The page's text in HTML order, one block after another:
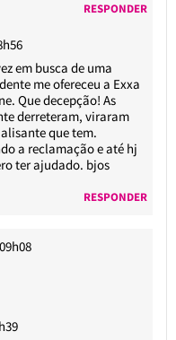
RESPONDER
em busca de uma
me ofereceu a Exxa
Que decepção! As
derreteram, viraram
que tem.
a reclamação e até hj
ter ajudado. bjos
RESPONDER